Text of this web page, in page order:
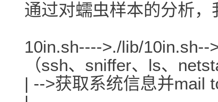
通过对蠕虫样本的分析
10in.sh---->./lib/10in.sh--
（ssh、sniffer、ls、
| -->获取系统信息并mail